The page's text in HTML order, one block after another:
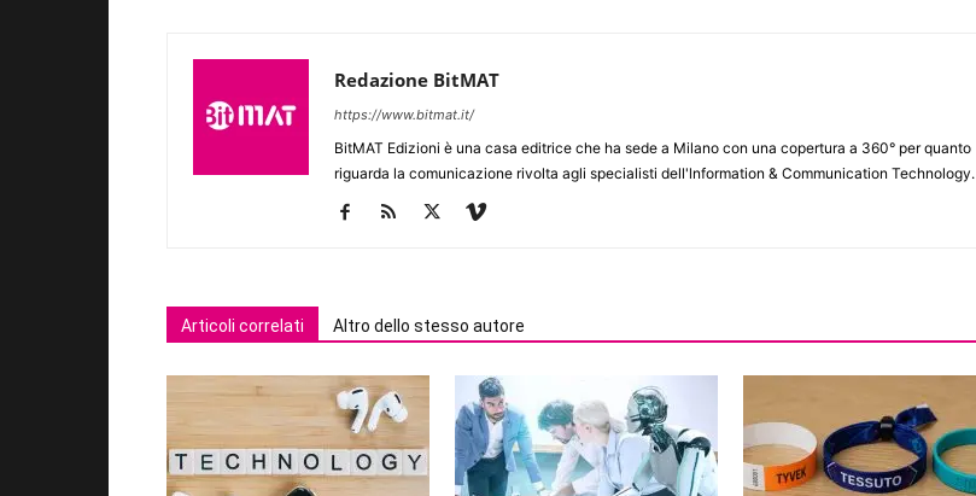
Redazione BitMAT
https://www.bitmat.it/
BitMAT Edizioni è una casa editrice che ha sede a Milano con una copertura a 360° per quanto
riguarda la comunicazione rivolta agli specialisti dell'lnformation & Communication Technology.
Articoli correlati Altro dello stesso autore